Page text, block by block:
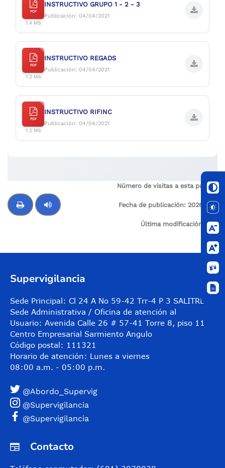
PDF
1.4 Mb
INSTRUCTIVO GRUPO 1 - 2 - 3
Publicación: 04/04/2021
PDF
1.2 Mb
INSTRUCTIVO REGADS
Publicación: 04/04/2021
PDF
1.2 Mb
INSTRUCTIVO RIFINC
Publicación: 04/04/2021
Número de visitas a esta página:
2
Fecha de publicación: 2026-03-
20
Última modificación: N/A
Supervigilancia
Sede Principal: Cl 24 A No 59-42 Trr-4 P 3 SALITRE
Sede Administrativa / Oficina de atención al
Usuario: Avenida Calle 26 # 57-41 Torre 8, piso 11
Centro Empresarial Sarmiento Angulo
Código postal: 111321
Horario de atención: Lunes a viernes
08:00 a.m. - 05:00 p.m.
@Abordo_Supervig
@Supervigilancia
@Supervigilancia
Contacto